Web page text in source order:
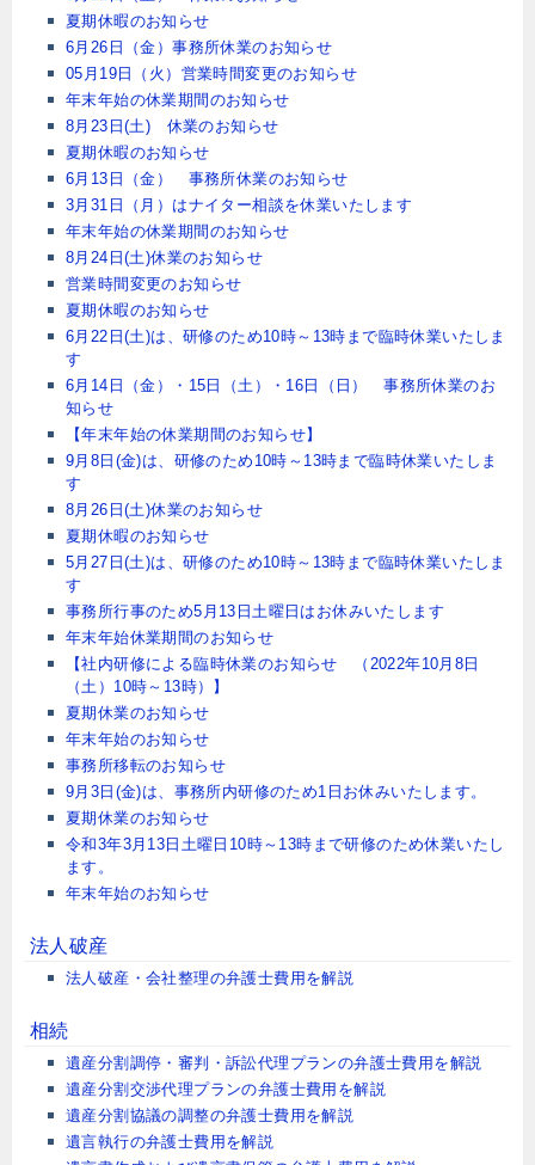
夏期休暇のお知らせ
6月26日（金）事務所休業のお知らせ
05月19日（火）営業時間変更のお知らせ
年末年始の休業期間のお知らせ
8月23日(土) 休業のお知らせ
夏期休暇のお知らせ
6月13日（金） 事務所休業のお知らせ
3月31日（月）はナイター相談を休業いたします
年末年始の休業期間のお知らせ
8月24日(土)休業のお知らせ
営業時間変更のお知らせ
夏期休暇のお知らせ
6月22日(土)は、研修のため10時～13時まで臨時休業いたしま
す
6月14日（金）・15日（土）・16日（日） 事務所休業のお
知らせ
【年末年始の休業期間のお知らせ】
9月8日(金)は、研修のため10時～13時まで臨時休業いたしま
す
8月26日(土)休業のお知らせ
夏期休暇のお知らせ
5月27日(土)は、研修のため10時～13時まで臨時休業いたしま
す
事務所行事のため5月13日土曜日はお休みいたします
年末年始休業期間のお知らせ
【社内研修による臨時休業のお知らせ （2022年10月8日
（土）10時～13時）】
夏期休業のお知らせ
年末年始のお知らせ
事務所移転のお知らせ
9月3日(金)は、事務所内研修のため1日お休みいたします。
夏期休業のお知らせ
令和3年3月13日土曜日10時～13時まで研修のため休業いたし
ます。
年末年始のお知らせ
法人破産
法人破産・会社整理の弁護士費用を解説
相続
遺産分割調停・審判・訴訟代理プランの弁護士費用を解説
遺産分割交渉代理プランの弁護士費用を解説
遺産分割協議の調整の弁護士費用を解説
遺言執行の弁護士費用を解説